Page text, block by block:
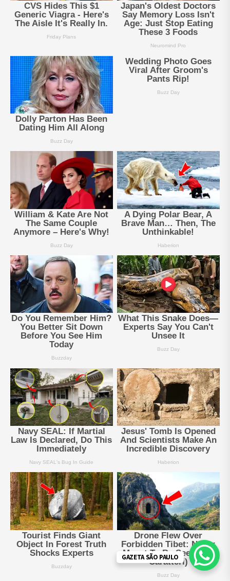
GAZETA SÃO PAULO